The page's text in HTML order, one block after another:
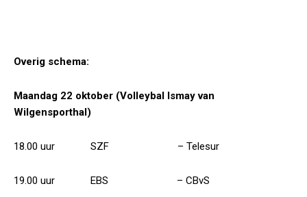
Overig schema:
Maandag 22 oktober (Volleybal Ismay van
Wilgensporthal)
18.00 uur SZF – Telesur
19.00 uur EBS – CBvS